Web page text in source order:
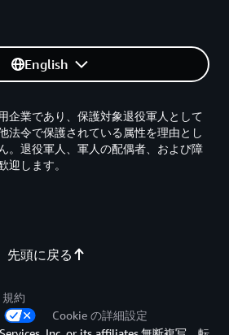
English
先頭に戻る
企業であり、保護対象退役軍人として
法令で保護されている属性を理由とし
。退役軍人、軍人の配偶者、および障
迎します。
約
Cookie の詳細設定